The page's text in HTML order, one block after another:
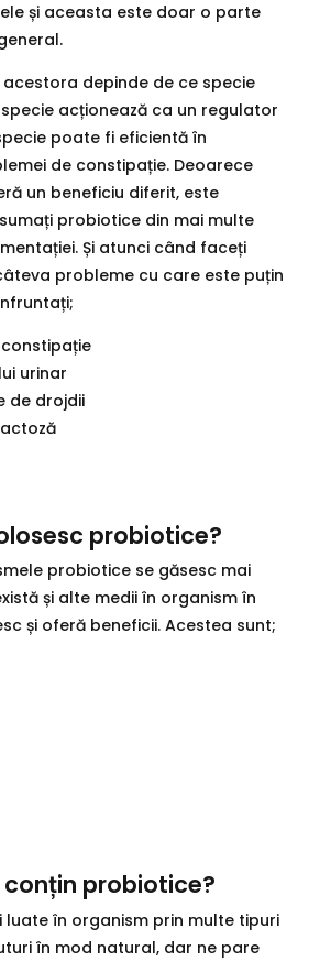
și aceasta este doar o parte
depinde de ce specie
acționează ca un regulator
poate fi eficientă în
de constipație. Deoarece
un beneficiu diferit, este
probiotice din mai multe
Și atunci când faceți
probleme cu care este puțin
constipație
urinar
de drojdii
probiotice?
probiotice se găsesc mai
și alte medii în organism în
și oferă beneficii. Acestea sunt;
probiotice?
luate în organism prin multe tipuri
în mod natural, dar ne pare